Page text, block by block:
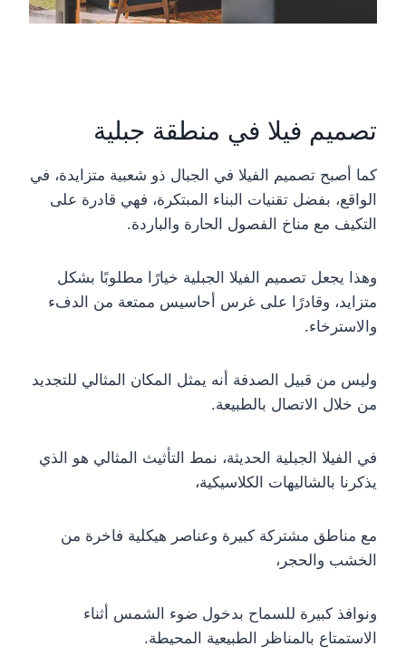
تصميم فيلا في منطقة جبلية
كما أصبح تصميم الفيلا في الجبال ذو شعبية متزايدة، في
الواقع، بفضل تقنيات البناء المبتكرة، فهي قادرة على
التكيف مع مناخ الفصول الحارة والباردة.
وهذا يجعل تصميم الفيلا الجبلية خيارًا مطلوبًا بشكل
متزايد، وقادرًا على غرس أحاسيس ممتعة من الدفء
والاسترخاء.
وليس من قبيل الصدفة أنه يمثل المكان المثالي للتجديد
من خلال الاتصال بالطبيعة.
في الفيلا الجبلية الحديثة، نمط التأثيث المثالي هو الذي
يذكرنا بالشاليهات الكلاسيكية،
مع مناطق مشتركة كبيرة وعناصر هيكلية فاخرة من
الخشب والحجر،
ونوافذ كبيرة للسماح بدخول ضوء الشمس أثناء
الاستمتاع بالمناظر الطبيعية المحيطة.